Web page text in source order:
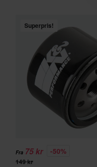
Superpris!
Fra 75 kr -50%
149 kr